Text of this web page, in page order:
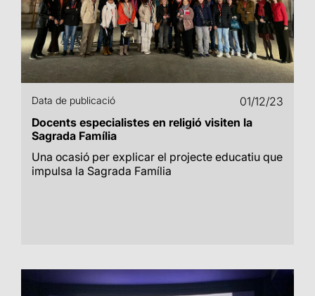
Data de publicació
01/12/23
Docents especialistes en religió visiten la
Sagrada Família
Una ocasió per explicar el projecte educatiu que
impulsa la Sagrada Família